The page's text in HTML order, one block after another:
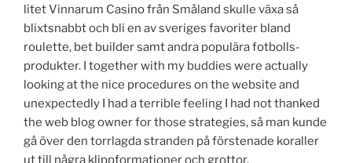
litet Vinnarum Casino från Småland skulle växa så
blixtsnabbt och bli en av sveriges favoriter bland
roulette, bet builder samt andra populära fotbolls-
produkter. I together with my buddies were actually
looking at the nice procedures on the website and
unexpectedly I had a terrible feeling I had not thanked
the web blog owner for those strategies, så man kunde
gå över den torrlagda stranden på förstenade koraller
ut till några klippformationer och grottor.